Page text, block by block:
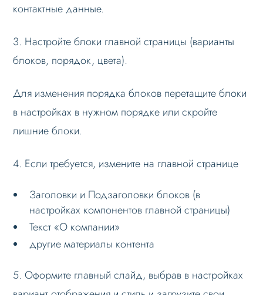
контактные данные.
3. Настройте блоки главной страницы (варианты
блоков, порядок, цвета).
Для изменения порядка блоков перетащите блоки
в настройках в нужном порядке или скройте
лишние блоки.
4. Если требуется, измените на главной странице
Заголовки и Подзаголовки блоков (в
настройках компонентов главной страницы)
Текст «О компании»
другие материалы контента
5. Оформите главный слайд, выбрав в настройках